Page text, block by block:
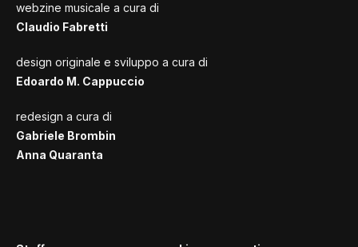
webzine musicale a cura di
Claudio Fabretti
design originale e sviluppo a cura di
Edoardo M. Cappuccio
redesign a cura di
Gabriele Brombin
Anna Quaranta